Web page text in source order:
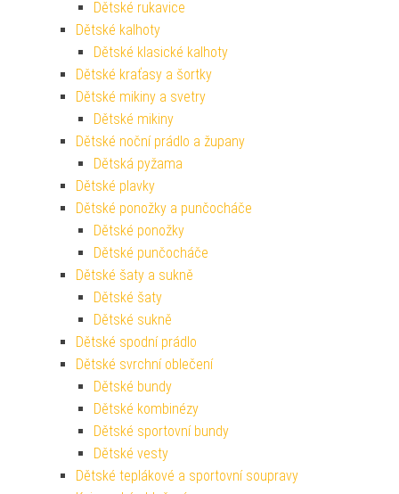
Dětské rukavice
Dětské kalhoty
Dětské klasické kalhoty
Dětské kraťasy a šortky
Dětské mikiny a svetry
Dětské mikiny
Dětské noční prádlo a župany
Dětská pyžama
Dětské plavky
Dětské ponožky a punčocháče
Dětské ponožky
Dětské punčocháče
Dětské šaty a sukně
Dětské šaty
Dětské sukně
Dětské spodní prádlo
Dětské svrchní oblečení
Dětské bundy
Dětské kombinézy
Dětské sportovní bundy
Dětské vesty
Dětské teplákové a sportovní soupravy